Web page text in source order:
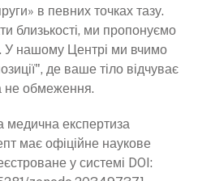
в певних точках тазу.
близькості, ми пропонуємо
У нашому Центрі ми вчимо
де ваше тіло відчуває
не обмеження.
експертиза
має офіційне наукове
у системі DOI: